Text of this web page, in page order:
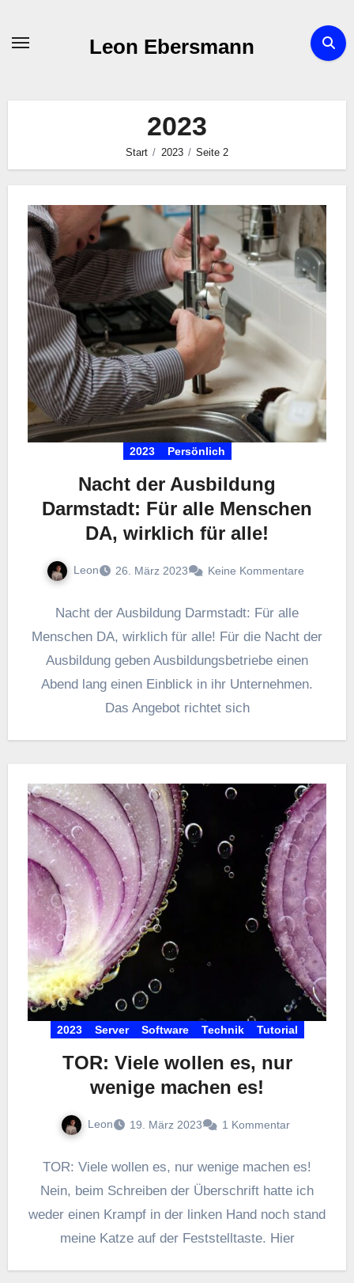
Leon Ebersmann
2023
Start 2023 Seite 2
2023 Persönlich
Nacht der Ausbildung
Darmstadt: Für alle Menschen
DA, wirklich für alle!
Leon 26. März 2023 Keine Kommentare
Nacht der Ausbildung Darmstadt: Für alle
Menschen DA, wirklich für alle! Für die Nacht der
Ausbildung geben Ausbildungsbetriebe einen
Abend lang einen Einblick in ihr Unternehmen.
Das Angebot richtet sich
2023 Server Software Technik Tutorial
TOR: Viele wollen es, nur
wenige machen es!
Leon 19. März 2023 1 Kommentar
TOR: Viele wollen es, nur wenige machen es!
Nein, beim Schreiben der Überschrift hatte ich
weder einen Krampf in der linken Hand noch stand
meine Katze auf der Feststelltaste. Hier